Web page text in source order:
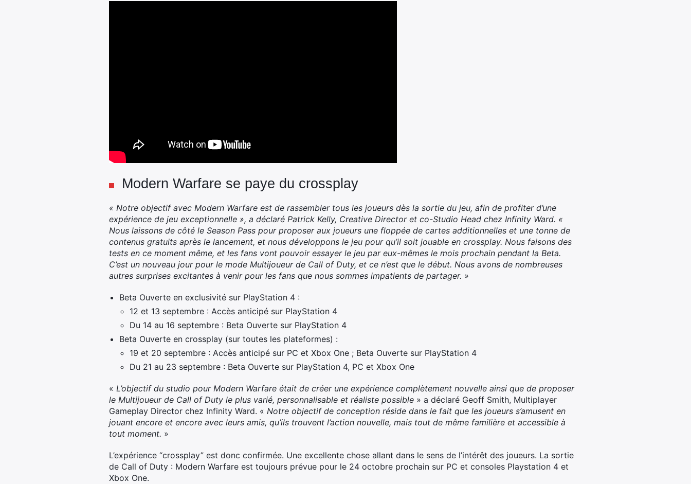
Modern Warfare se paye du crossplay
« Notre objectif avec Modern Warfare est de rassembler tous les joueurs dès la sortie du jeu, afin de profiter d’une
expérience de jeu exceptionnelle », a déclaré Patrick Kelly, Creative Director et co-Studio Head chez Infinity Ward. «
Nous laissons de côté le Season Pass pour proposer aux joueurs une floppée de cartes additionnelles et une tonne de
contenus gratuits après le lancement, et nous développons le jeu pour qu’il soit jouable en crossplay. Nous faisons des
tests en ce moment même, et les fans vont pouvoir essayer le jeu par eux-mêmes le mois prochain pendant la Beta.
C’est un nouveau jour pour le mode Multijoueur de Call of Duty, et ce n’est que le début. Nous avons de nombreuses
autres surprises excitantes à venir pour les fans que nous sommes impatients de partager. »
Beta Ouverte en exclusivité sur PlayStation 4 :
12 et 13 septembre : Accès anticipé sur PlayStation 4
Du 14 au 16 septembre : Beta Ouverte sur PlayStation 4
Beta Ouverte en crossplay (sur toutes les plateformes) :
19 et 20 septembre : Accès anticipé sur PC et Xbox One ; Beta Ouverte sur PlayStation 4
Du 21 au 23 septembre : Beta Ouverte sur PlayStation 4, PC et Xbox One
« L’objectif du studio pour Modern Warfare était de créer une expérience complètement nouvelle ainsi que de proposer
le Multijoueur de Call of Duty le plus varié, personnalisable et réaliste possible » a déclaré Geoff Smith, Multiplayer
Gameplay Director chez Infinity Ward. « Notre objectif de conception réside dans le fait que les joueurs s’amusent en
jouant encore et encore avec leurs amis, qu’ils trouvent l’action nouvelle, mais tout de même familière et accessible à
tout moment. »
L’expérience “crossplay” est donc confirmée. Une excellente chose allant dans le sens de l’intérêt des joueurs. La sortie
de Call of Duty : Modern Warfare est toujours prévue pour le 24 octobre prochain sur PC et consoles Playstation 4 et
Xbox One.